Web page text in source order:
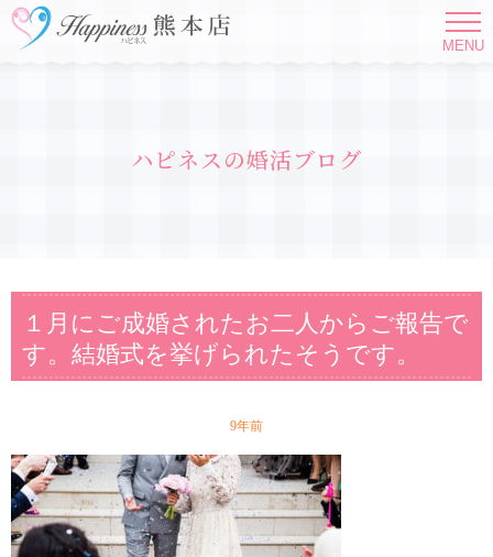
MENU
ハピネスの婚活ブログ
１月にご成婚されたお二人からご報告で
す。結婚式を挙げられたそうです。
9年前